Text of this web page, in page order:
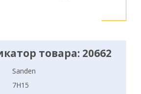
товара: 20662
Sanden
7H15